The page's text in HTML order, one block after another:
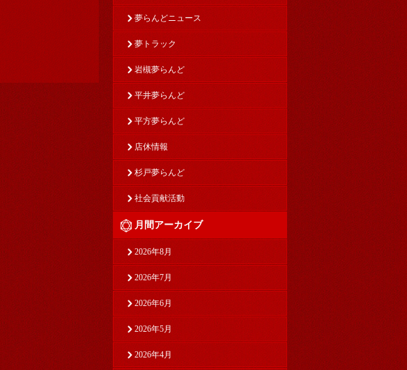
夢らんどニュース
夢トラック
岩槻夢らんど
平井夢らんど
平方夢らんど
店休情報
杉戸夢らんど
社会貢献活動
月間アーカイブ
2026年8月
2026年7月
2026年6月
2026年5月
2026年4月